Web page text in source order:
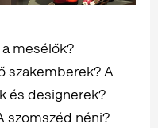
mesélők?
szakemberek? A
és designerek?
szomszéd néni?